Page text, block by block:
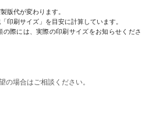
版代が変わります。
印刷サイズ」を目安に計算しています。
際には、実際の印刷サイズをお知らせくださ
場合はご相談ください。